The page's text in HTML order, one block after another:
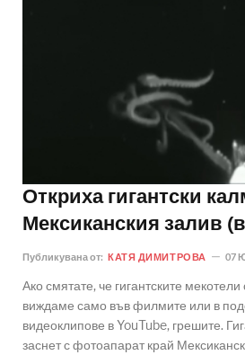
Откриха гигантски
Мексиканския залив
Публикувана от: КАТЯ ДИМИТРОВА 07
Ако смятате, че гигантските
виждаме само във филмите или в
видеоклипове в YouTube, грешите.
заснет с фотоапарат край